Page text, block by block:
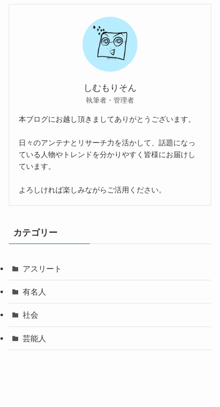
しむもりそん
執筆者・管理者
本ブログにお越し頂きましてありがとうございます。
日々のアンテナとリサーチ力を活かして、話題になっ
ている人物やトレンドを分かりやすく皆様にお届けし
ています。
よろしければ楽しみながらご活用ください。
カテゴリー
アスリート
有名人
社会
芸能人